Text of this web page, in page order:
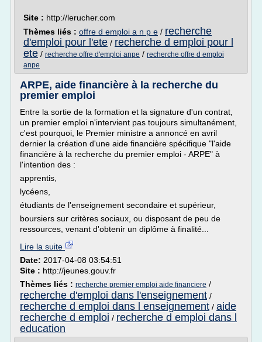
Site : http://lerucher.com
Thèmes liés : offre d emploi a n p e / recherche
d'emploi pour l'ete / recherche d emploi pour l
ete / recherche offre d'emploi anpe / recherche offre d emploi
anpe
ARPE, aide financière à la recherche du
premier emploi
Entre la sortie de la formation et la signature d'un contrat,
un premier emploi n'intervient pas toujours simultanément,
c'est pourquoi, le Premier ministre a annoncé en avril
dernier la création d'une aide financière spécifique "l'aide
financière à la recherche du premier emploi - ARPE" à
l'intention des :
apprentis,
lycéens,
étudiants de l'enseignement secondaire et supérieur,
boursiers sur critères sociaux, ou disposant de peu de
ressources, venant d'obtenir un diplôme à finalité...
Lire la suite
Date: 2017-04-08 03:54:51
Site : http://jeunes.gouv.fr
Thèmes liés : recherche premier emploi aide financiere /
recherche d'emploi dans l'enseignement /
recherche d emploi dans l enseignement / aide
recherche d emploi / recherche d emploi dans l
education